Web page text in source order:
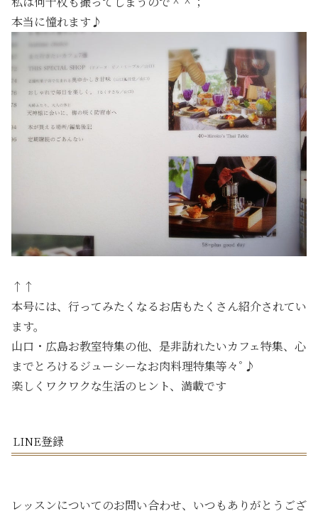
本当に憧れます♪
↑↑
本号には、行ってみたくなるお店もたくさん紹介されてい
ます。
山口・広島お教室特集の他、是非訪れたいカフェ特集、心
までとろけるジューシーなお肉料理特集等々ﾟ♪
楽しくワクワクな生活のヒント、満載です
LINE登録
レッスンについてのお問い合わせ、いつもありがとうござ